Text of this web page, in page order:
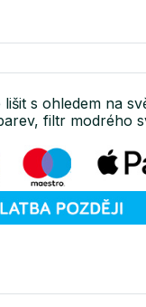
s ohledem na
filtr modrého